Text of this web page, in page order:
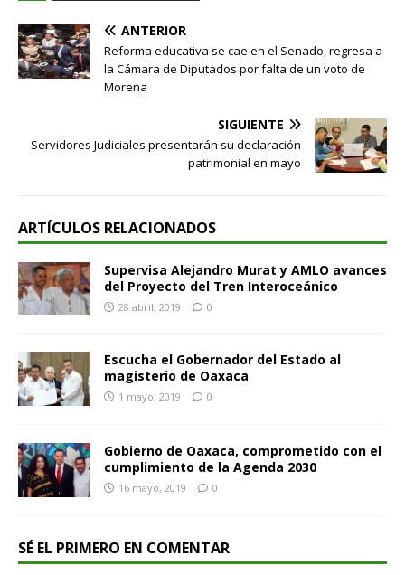
ANTERIOR
Reforma educativa se cae en el Senado, regresa a
la Cámara de Diputados por falta de un voto de
Morena
SIGUIENTE
Servidores Judiciales presentarán su declaración
patrimonial en mayo
ARTÍCULOS RELACIONADOS
Supervisa Alejandro Murat y AMLO avances
del Proyecto del Tren Interoceánico
28 abril, 2019 0
Escucha el Gobernador del Estado al
magisterio de Oaxaca
1 mayo, 2019 0
Gobierno de Oaxaca, comprometido con el
cumplimiento de la Agenda 2030
16 mayo, 2019 0
SÉ EL PRIMERO EN COMENTAR